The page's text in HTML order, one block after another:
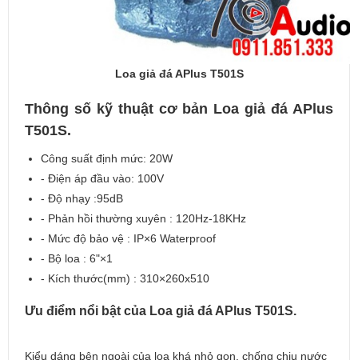
Loa giả đá APlus T501S
Thông số kỹ thuật cơ bản Loa giả đá APlus
T501S.
Công suất định mức: 20W
- Điện áp đầu vào: 100V
- Độ nhạy :95dB
- Phản hồi thường xuyên : 120Hz-18KHz
- Mức độ bảo vệ : IP×6 Waterproof
- Bộ loa : 6"×1
- Kích thước(mm) : 310×260x510
Ưu điểm nổi bật của Loa giả đá APlus T501S.
Kiểu dáng bên ngoài của loa khá nhỏ gọn, chống chịu nước